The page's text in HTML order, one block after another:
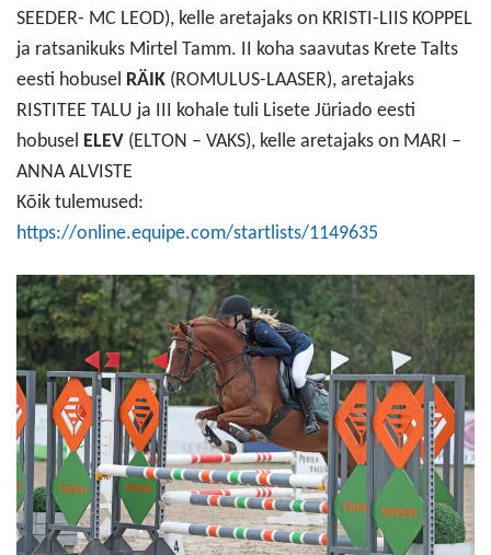
SEEDER- MC LEOD), kelle aretajaks on KRISTI-LIIS KOPPEL
ja ratsanikuks Mirtel Tamm. II koha saavutas Krete Talts
eesti hobusel
RÄIK (ROMULUS-LAASER), aretajaks
RISTITEE TALU ja III kohale tuli Lisete Jüriado eesti
hobusel
ELEV (ELTON – VAKS), kelle aretajaks on MARI –
ANNA ALVISTE
Kõik tulemused:
https://online.equipe.com/startlists/1149635